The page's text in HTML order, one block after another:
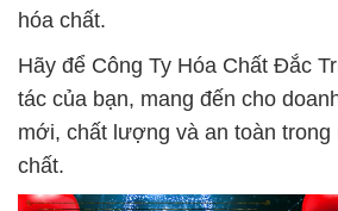
hóa chất.
Hãy để Công Ty Hóa Chất Đắc
tác của bạn, mang đến cho
mới, chất lượng và an toàn trong
chất.